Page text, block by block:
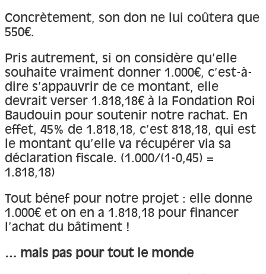
Concrètement, son don ne lui coûtera que
550€.
Pris autrement, si on considère qu’elle
souhaite vraiment donner 1.000€, c’est-à-
dire s’appauvrir de ce montant, elle
devrait verser 1.818,18€ à la Fondation Roi
Baudouin pour soutenir notre rachat. En
effet, 45% de 1.818,18, c’est 818,18, qui est
le montant qu’elle va récupérer via sa
déclaration fiscale. (1.000/(1-0,45) =
1.818,18)
Tout bénef pour notre projet : elle donne
1.000€ et on en a 1.818,18 pour financer
l’achat du bâtiment !
… mais pas pour tout le monde